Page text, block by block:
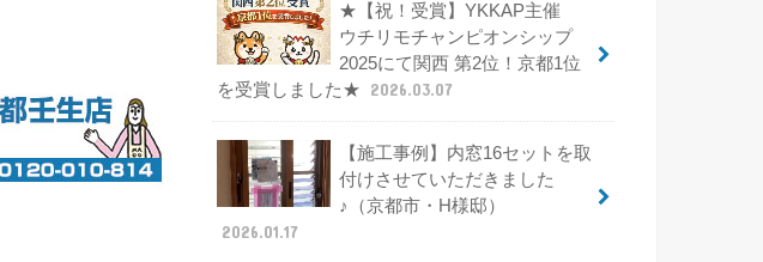
★【祝！受賞】YKKAP主催
ウチリモチャンピオンシップ
2025にて関西 第2位！京都1位
を受賞しました★
2026.03.07
【施工事例】内窓16セットを取
付けさせていただきました
♪（京都市・H様邸）
2026.01.17